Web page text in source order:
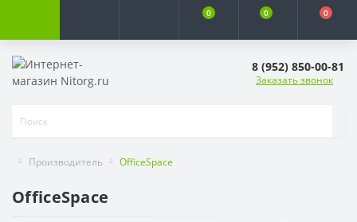
0 0 0
8 (952) 850-00-81
Заказать звонок
Производитель OfficeSpace
OfficeSpace